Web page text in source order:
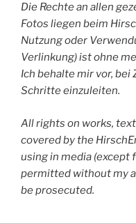
Die Rechte an allen
Fotos liegen beim
Nutzung oder
Verlinkung) ist ohne
Ich behalte mir vor,
Schritte einzuleiten.
All rights on works,
covered by the
using in media (except
permitted without my
be prosecuted.